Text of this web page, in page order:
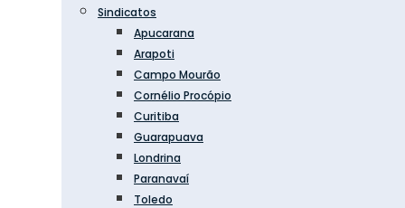
Sindicatos
Apucarana
Arapoti
Campo Mourão
Cornélio Procópio
Curitiba
Guarapuava
Londrina
Paranavaí
Toledo